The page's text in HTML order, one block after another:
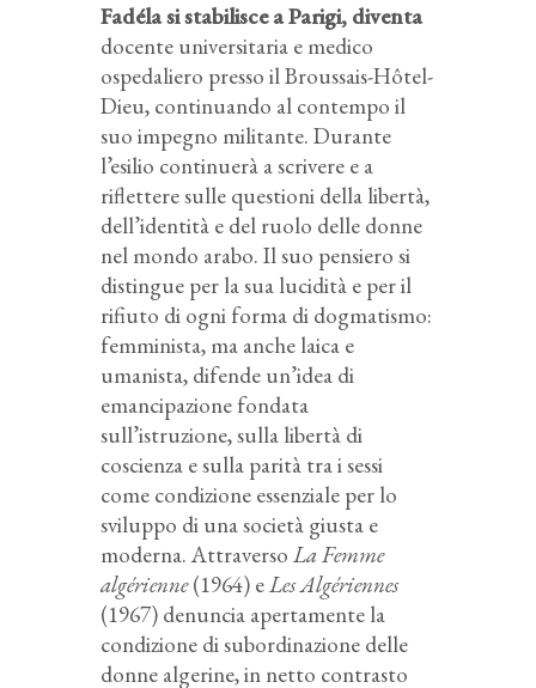
Fadéla si stabilisce a Parigi, diventa
docente universitaria e medico
ospedaliero presso il Broussais-Hôtel-
Dieu, continuando al contempo il
suo impegno militante. Durante
l’esilio continuerà a scrivere e a
riflettere sulle questioni della libertà,
dell’identità e del ruolo delle donne
nel mondo arabo. Il suo pensiero si
distingue per la sua lucidità e per il
rifiuto di ogni forma di dogmatismo:
femminista, ma anche laica e
umanista, difende un’idea di
emancipazione fondata
sull’istruzione, sulla libertà di
coscienza e sulla parità tra i sessi
come condizione essenziale per lo
sviluppo di una società giusta e
moderna. Attraverso La Femme
algérienne(1964) eLes Algériennes
(1967) denuncia apertamente la
condizione di subordinazione delle
donne algerine, in netto contrasto